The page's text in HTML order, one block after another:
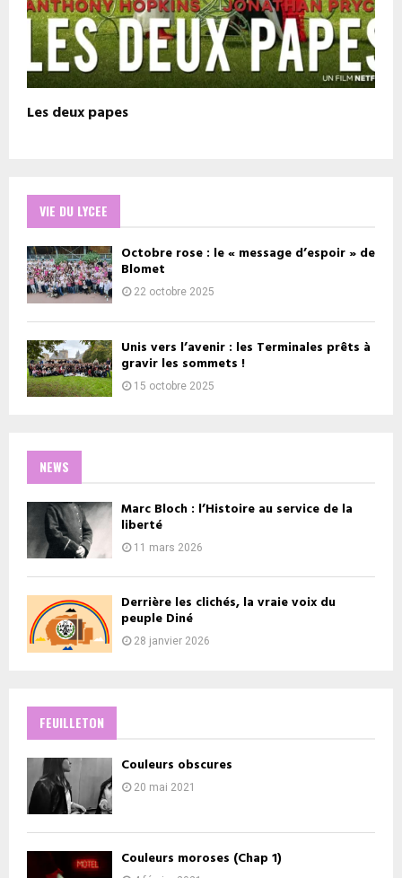
Les deux papes
VIE DU LYCEE
Octobre rose : le « message d’espoir » de
Blomet
22 octobre 2025
Unis vers l’avenir : les Terminales prêts à
gravir les sommets !
15 octobre 2025
NEWS
Marc Bloch : l’Histoire au service de la
liberté
11 mars 2026
Derrière les clichés, la vraie voix du
peuple Diné
28 janvier 2026
FEUILLETON
Couleurs obscures
20 mai 2021
Couleurs moroses (Chap 1)